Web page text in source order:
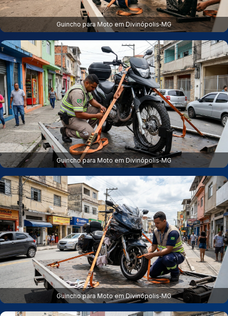
Guincho para Moto em Divinópolis‑MG
Guincho para Moto em Divinópolis‑MG
Guincho para Moto em Divinópolis‑MG